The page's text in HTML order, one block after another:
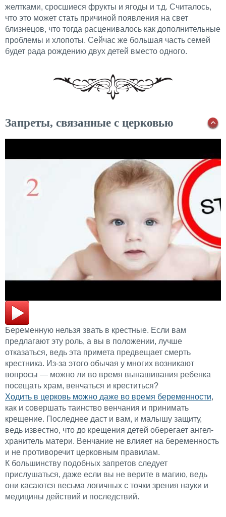
желтками, сросшиеся фрукты и ягоды и т.д. Считалось,
что это может стать причиной появления на свет
близнецов, что тогда расценивалось как дополнительные
проблемы и хлопоты. Сейчас же большая часть семей
будет рада рождению двух детей вместо одного.
Запреты, связанные с церковью
Беременную нельзя звать в крестные. Если вам
предлагают эту роль, а вы в положении, лучше
отказаться, ведь эта примета предвещает смерть
крестника. Из-за этого обычая у многих возникают
вопросы — можно ли во время вынашивания ребенка
посещать храм, венчаться и креститься?
Ходить в церковь можно даже во время беременности,
как и совершать таинство венчания и принимать
крещение. Последнее даст и вам, и малышу защиту,
ведь известно, что до крещения детей оберегает ангел-
хранитель матери. Венчание не влияет на беременность
и не противоречит церковным правилам.
К большинству подобных запретов следует
прислушаться, даже если вы не верите в магию, ведь
они касаются весьма логичных с точки зрения науки и
медицины действий и последствий.